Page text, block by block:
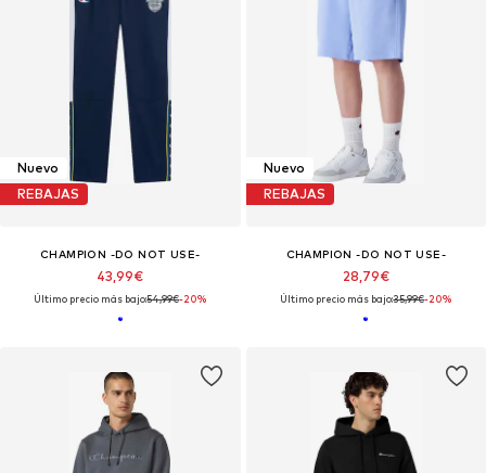
Nuevo
REBAJAS
CHAMPION -DO NOT USE-
43,99€
Último precio más bajo:54,99€-20%
Nuevo
REBAJAS
CHAMPION -DO NOT USE-
28,79€
Último precio más bajo:35,99€-20%